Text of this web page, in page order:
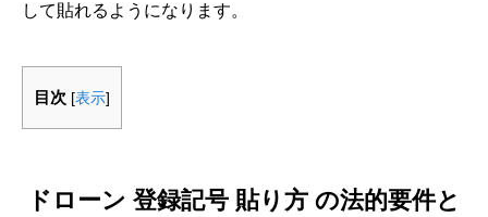
して貼れるようになります。
目次 [表示]
ドローン 登録記号 貼り方 の法的要件と